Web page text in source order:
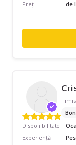
Preț
de
Disponibilitate
Experiență